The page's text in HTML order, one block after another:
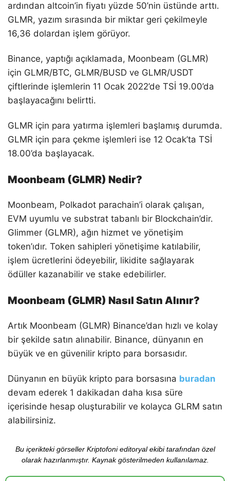
ardından altcoin’in fiyatı yüzde 50’nin üstünde arttı.
GLMR, yazım sırasında bir miktar geri çekilmeyle
16,36 dolardan işlem görüyor.
Binance, yaptığı açıklamada, Moonbeam (GLMR)
için GLMR/BTC, GLMR/BUSD ve GLMR/USDT
çiftlerinde işlemlerin 11 Ocak 2022’de TSİ 19.00’da
başlayacağını belirtti.
GLMR için para yatırma işlemleri başlamış durumda.
GLMR için para çekme işlemleri ise 12 Ocak’ta TSİ
18.00’da başlayacak.
Moonbeam (GLMR) Nedir?
Moonbeam, Polkadot parachain’i olarak çalışan,
EVM uyumlu ve substrat tabanlı bir Blockchain’dir.
Glimmer (GLMR), ağın hizmet ve yönetişim
token’ıdır. Token sahipleri yönetişime katılabilir,
işlem ücretlerini ödeyebilir, likidite sağlayarak
ödüller kazanabilir ve stake edebilirler.
Moonbeam (GLMR) Nasıl Satın Alınır?
Artık Moonbeam (GLMR) Binance’dan hızlı ve kolay
bir şekilde satın alınabilir. Binance, dünyanın en
büyük ve en güvenilir kripto para borsasıdır.
Dünyanın en büyük kripto para borsasına buradan
devam ederek 1 dakikadan daha kısa süre
içerisinde hesap oluşturabilir ve kolayca GLRM satın
alabilirsiniz.
Bu içerikteki görseller Kriptofoni editoryal ekibi tarafından özel
olarak hazırlanmıştır. Kaynak gösterilmeden kullanılamaz.